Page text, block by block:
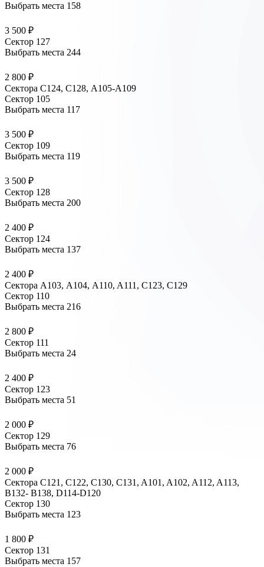
Выбрать места 158
3 500 ₽
Сектор 127
Выбрать места 244
2 800 ₽
Сектора C124, C128, А105-А109
Сектор 105
Выбрать места 117
3 500 ₽
Сектор 109
Выбрать места 119
3 500 ₽
Сектор 128
Выбрать места 200
2 400 ₽
Сектор 124
Выбрать места 137
2 400 ₽
Сектора A103, А104, A110, A111, C123, C129
Сектор 110
Выбрать места 216
2 800 ₽
Сектор 111
Выбрать места 24
2 400 ₽
Сектор 123
Выбрать места 51
2 000 ₽
Сектор 129
Выбрать места 76
2 000 ₽
Сектора C121, C122, C130, C131, A101, A102, A112, A113,
B132- B138, D114-D120
Сектор 130
Выбрать места 123
1 800 ₽
Сектор 131
Выбрать места 157